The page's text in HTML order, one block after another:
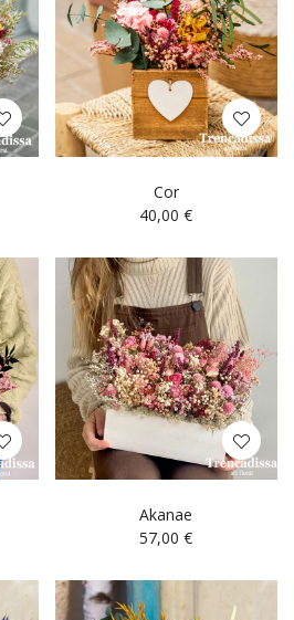
Cor
40,00€
Akanae
57,00€